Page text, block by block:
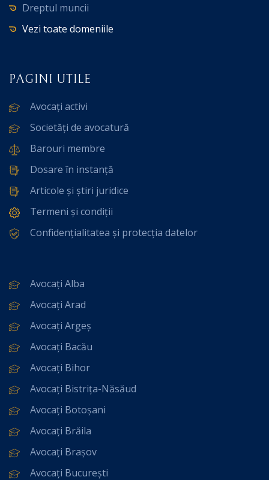
Dreptul muncii
Vezi toate domeniile
PAGINI UTILE
Avocați activi
Societăți de avocatură
Barouri membre
Dosare în instanță
Articole și știri juridice
Termeni și condiții
Confidențialitatea și protecția datelor
Avocați Alba
Avocați Arad
Avocați Argeș
Avocați Bacău
Avocați Bihor
Avocați Bistrița-Năsăud
Avocați Botoșani
Avocați Brăila
Avocați Brașov
Avocați București